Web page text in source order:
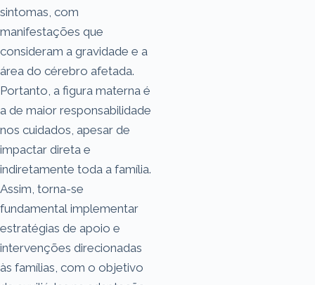
sintomas, com
manifestações que
consideram a gravidade e a
área do cérebro afetada.
Portanto, a figura materna é
a de maior responsabilidade
nos cuidados, apesar de
impactar direta e
indiretamente toda a família.
Assim, torna-se
fundamental implementar
estratégias de apoio e
intervenções direcionadas
às famílias, com o objetivo